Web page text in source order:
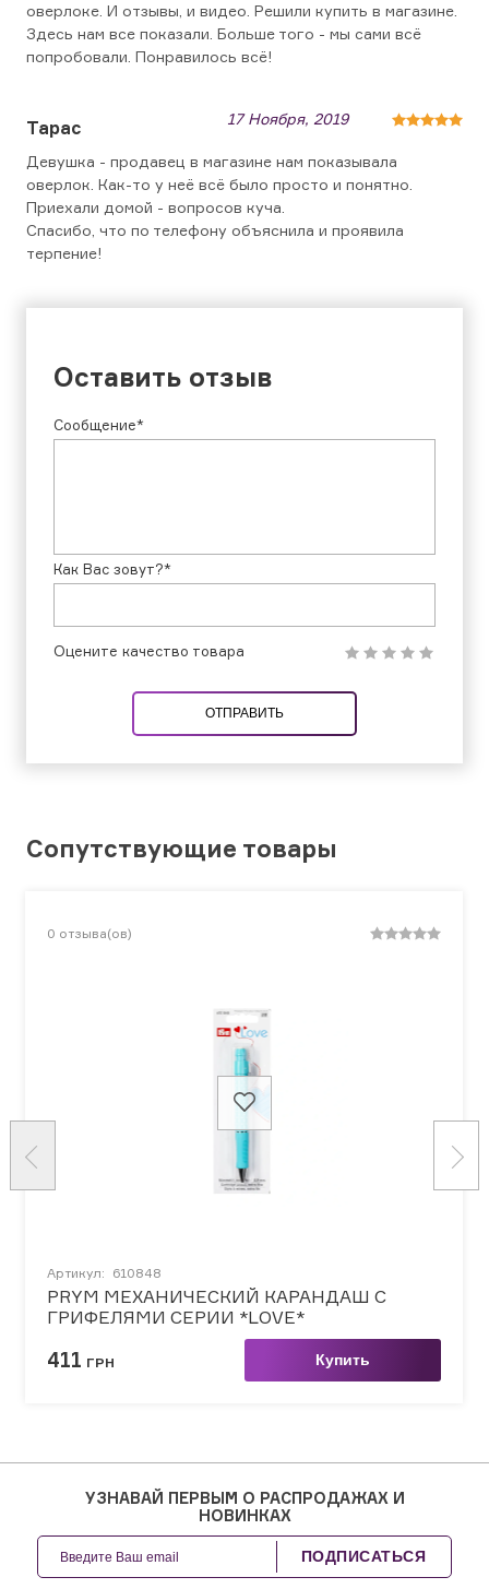
оверлоке. И отзывы, и видео. Решили купить в магазине.
Здесь нам все показали. Больше того - мы сами всё
попробовали. Понравилось всё!
Тарас 17 Ноября, 2019
Девушка - продавец в магазине нам показывала
оверлок. Как-то у неё всё было просто и понятно.
Приехали домой - вопросов куча.
Спасибо, что по телефону объяснила и проявила
терпение!
Оставить отзыв
Сообщение*
Как Вас зовут?*
Оцените качество товара
ОТПРАВИТЬ
Сопутствующие товары
0 отзыва(ов)
Артикул: 610848
PRYM МЕХАНИЧЕСКИЙ КАРАНДАШ С
ГРИФЕЛЯМИ СЕРИИ *LOVE*
411 ГРН Купить
УЗНАВАЙ ПЕРВЫМ О РАСПРОДАЖАХ И
НОВИНКАХ
ПОДПИСАТЬСЯ